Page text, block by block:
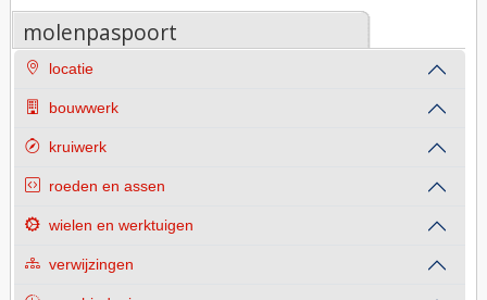
molenpaspoort
locatie
bouwwerk
kruiwerk
roeden en assen
wielen en werktuigen
verwijzingen